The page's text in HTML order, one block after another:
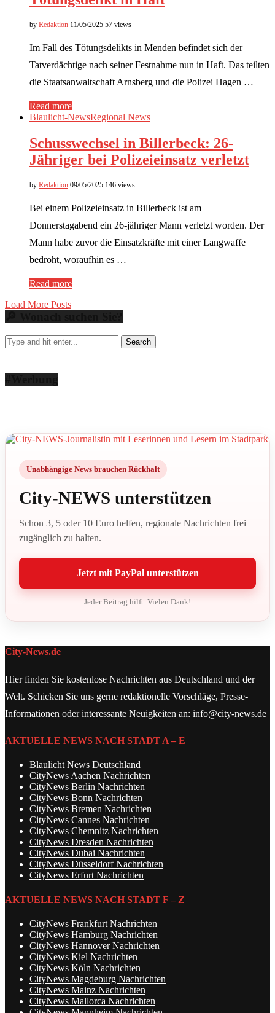
by Redaktion 11/05/2025 57 views
Im Fall des Tötungsdelikts in Menden befindet sich der
Tatverdächtige nach seiner Festnahme nun in Haft. Das teilten
die Staatsanwaltschaft Arnsberg und die Polizei Hagen …
Read more
Blaulicht-NewsRegional News
Schusswechsel in Billerbeck: 26-
Jähriger bei Polizeieinsatz verletzt
by Redaktion 09/05/2025 146 views
Bei einem Polizeieinsatz in Billerbeck ist am
Donnerstagabend ein 26-jähriger Mann verletzt worden. Der
Mann habe zuvor die Einsatzkräfte mit einer Langwaffe
bedroht, woraufhin es …
Read more
Load More Posts
Unabhängige News brauchen Rückhalt
City-NEWS unterstützen
Schon 3, 5 oder 10 Euro helfen, regionale Nachrichten frei
zugänglich zu halten.
Jetzt mit PayPal unterstützen
Jeder Beitrag hilft. Vielen Dank!
City-News.de
Hier finden Sie kostenlose Nachrichten aus Deutschland und der
Welt. Schicken Sie uns gerne redaktionelle Vorschläge, Presse-
Informationen oder interessante Neuigkeiten an: info@city-news.de
AKTUELLE NEWS NACH STADT A – E
Blaulicht News Deutschland
CityNews Aachen Nachrichten
CityNews Berlin Nachrichten
CityNews Bonn Nachrichten
CityNews Bremen Nachrichten
CityNews Cannes Nachrichten
CityNews Chemnitz Nachrichten
CityNews Dresden Nachrichten
CityNews Dubai Nachrichten
CityNews Düsseldorf Nachrichten
CityNews Erfurt Nachrichten
AKTUELLE NEWS NACH STADT F – Z
CityNews Frankfurt Nachrichten
CityNews Hamburg Nachrichten
CityNews Hannover Nachrichten
CityNews Kiel Nachrichten
CityNews Köln Nachrichten
CityNews Magdeburg Nachrichten
CityNews Mainz Nachrichten
CityNews Mallorca Nachrichten